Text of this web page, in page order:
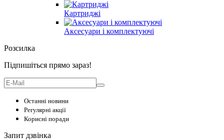
Картриджі
Аксесуари і комплектуючі
Розсилка
Підпишіться прямо зараз!
Останні новини
Регулярні акції
Корисні поради
Запит дзвінка